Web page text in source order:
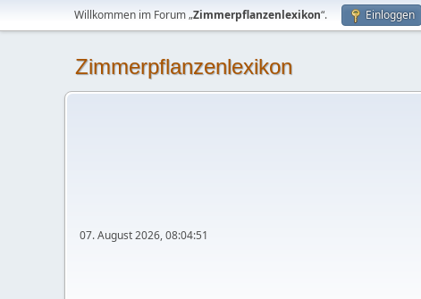
Willkommen im Forum „Zimmerpflanzenlexikon“. Einloggen
Zimmerpflanzenlexikon
07. August 2026, 08:04:51